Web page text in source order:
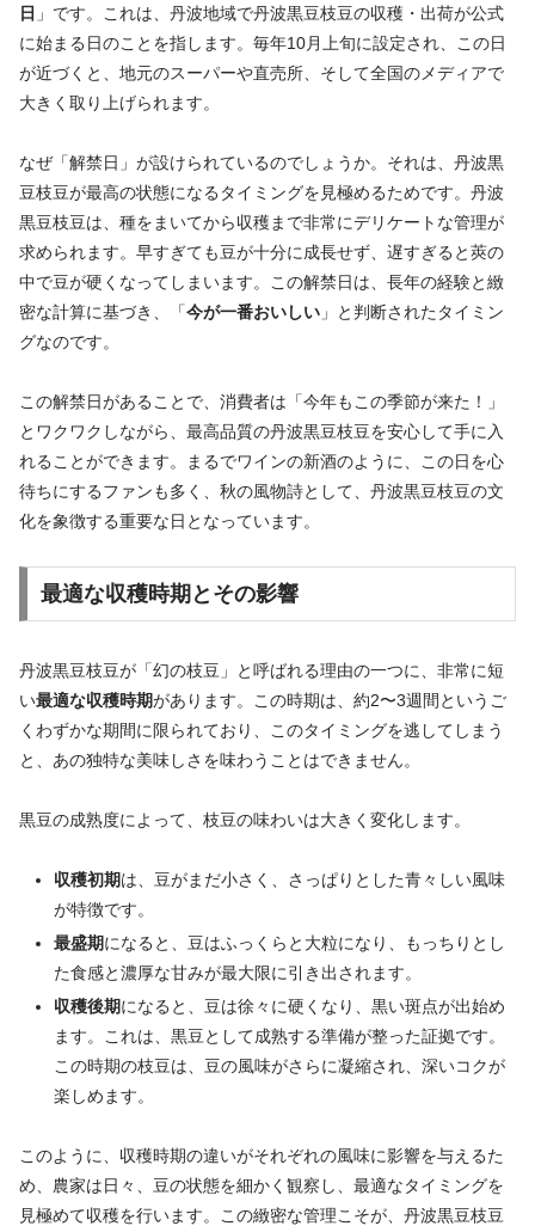
日 」です。これは、丹波地域で丹波黒豆枝豆の収穫・出荷が公式
に始まる日のことを指します。毎年10月上旬に設定され、この日
が近づくと、地元のスーパーや直売所、そして全国のメディアで
大きく取り上げられます。
なぜ「解禁日」が設けられているのでしょうか。それは、丹波黒
豆枝豆が最高の状態になるタイミングを見極めるためです。丹波
黒豆枝豆は、種をまいてから収穫まで非常にデリケートな管理が
求められます。早すぎても豆が十分に成長せず、遅すぎると莢の
中で豆が硬くなってしまいます。この解禁日は、長年の経験と緻
密な計算に基づき、「今が一番おいしい 」と判断されたタイミン
グなのです。
この解禁日があることで、消費者は「今年もこの季節が来た！」
とワクワクしながら、最高品質の丹波黒豆枝豆を安心して手に入
れることができます。まるでワインの新酒のように、この日を心
待ちにするファンも多く、秋の風物詩として、丹波黒豆枝豆の文
化を象徴する重要な日となっています。
最適な収穫時期とその影響
丹波黒豆枝豆が「幻の枝豆」と呼ばれる理由の一つに、非常に短
い最適な収穫時期があります。この時期は、約2〜3週間というご
くわずかな期間に限られており、このタイミングを逃してしまう
と、あの独特な美味しさを味わうことはできません。
黒豆の成熟度によって、枝豆の味わいは大きく変化します。
収穫初期は、豆がまだ小さく、さっぱりとした青々しい風味
が特徴です。
最盛期になると、豆はふっくらと大粒になり、もっちりとし
た食感と濃厚な甘みが最大限に引き出されます。
収穫後期になると、豆は徐々に硬くなり、黒い斑点が出始め
ます。これは、黒豆として成熟する準備が整った証拠です。
この時期の枝豆は、豆の風味がさらに凝縮され、深いコクが
楽しめます。
このように、収穫時期の違いがそれぞれの風味に影響を与えるた
め、農家は日々、豆の状態を細かく観察し、最適なタイミングを
見極めて収穫を行います。この緻密な管理こそが、丹波黒豆枝豆